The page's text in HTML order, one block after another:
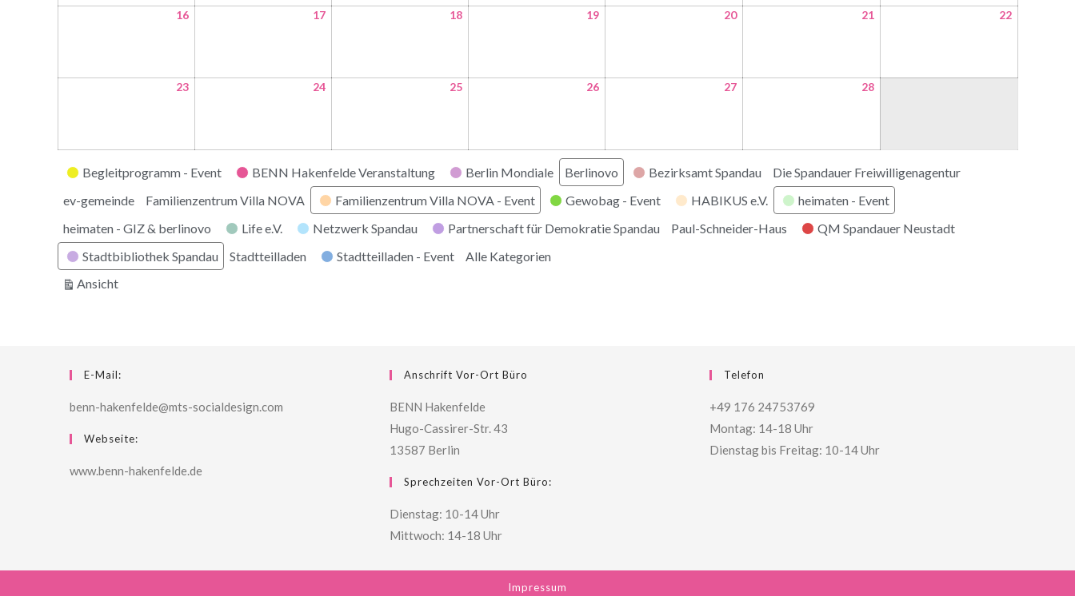
16 17 18 19 20 21 22
23 24 25 26 27 28
Kategorien
Begleitprogramm - Event BENN Hakenfelde Veranstaltung Berlin Mondiale Berlinovo Bezirksamt Spandau
Die Spandauer Freiwilligenagentur
ev-gemeinde
Familienzentrum Villa NOVA Familienzentrum Villa NOVA - Event Gewobag - Event HABIKUS e.V.
heimaten - Event
heimaten - GIZ & berlinovo
Life e.V. Netzwerk Spandau Partnerschaft für Demokratie Spandau Paul-Schneider-Haus
QM Spandauer Neustadt
Stadtbibliothek Spandau
Stadtteilladen Stadtteilladen - Event
Alle Kategorien
Ansichtausdrucken
E-Mail:
benn-hakenfelde@mts-socialdesign.com
Webseite:
www.benn-hakenfelde.de
Anschrift Vor-Ort Büro
BENN Hakenfelde
Hugo-Cassirer-Str. 43
13587 Berlin
Sprechzeiten Vor-Ort Büro:
Dienstag: 10-14 Uhr
Mittwoch: 14-18 Uhr
Telefon
+49 176 24753769
Montag: 14-18 Uhr
Dienstag bis Freitag: 10-14 Uhr
Impressum